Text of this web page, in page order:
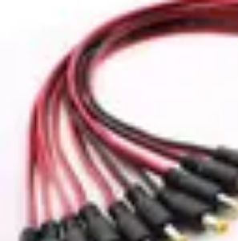
Analyse et performancesActualitésAnalyse des
performancesTendancesAnalyses
Basket Actu